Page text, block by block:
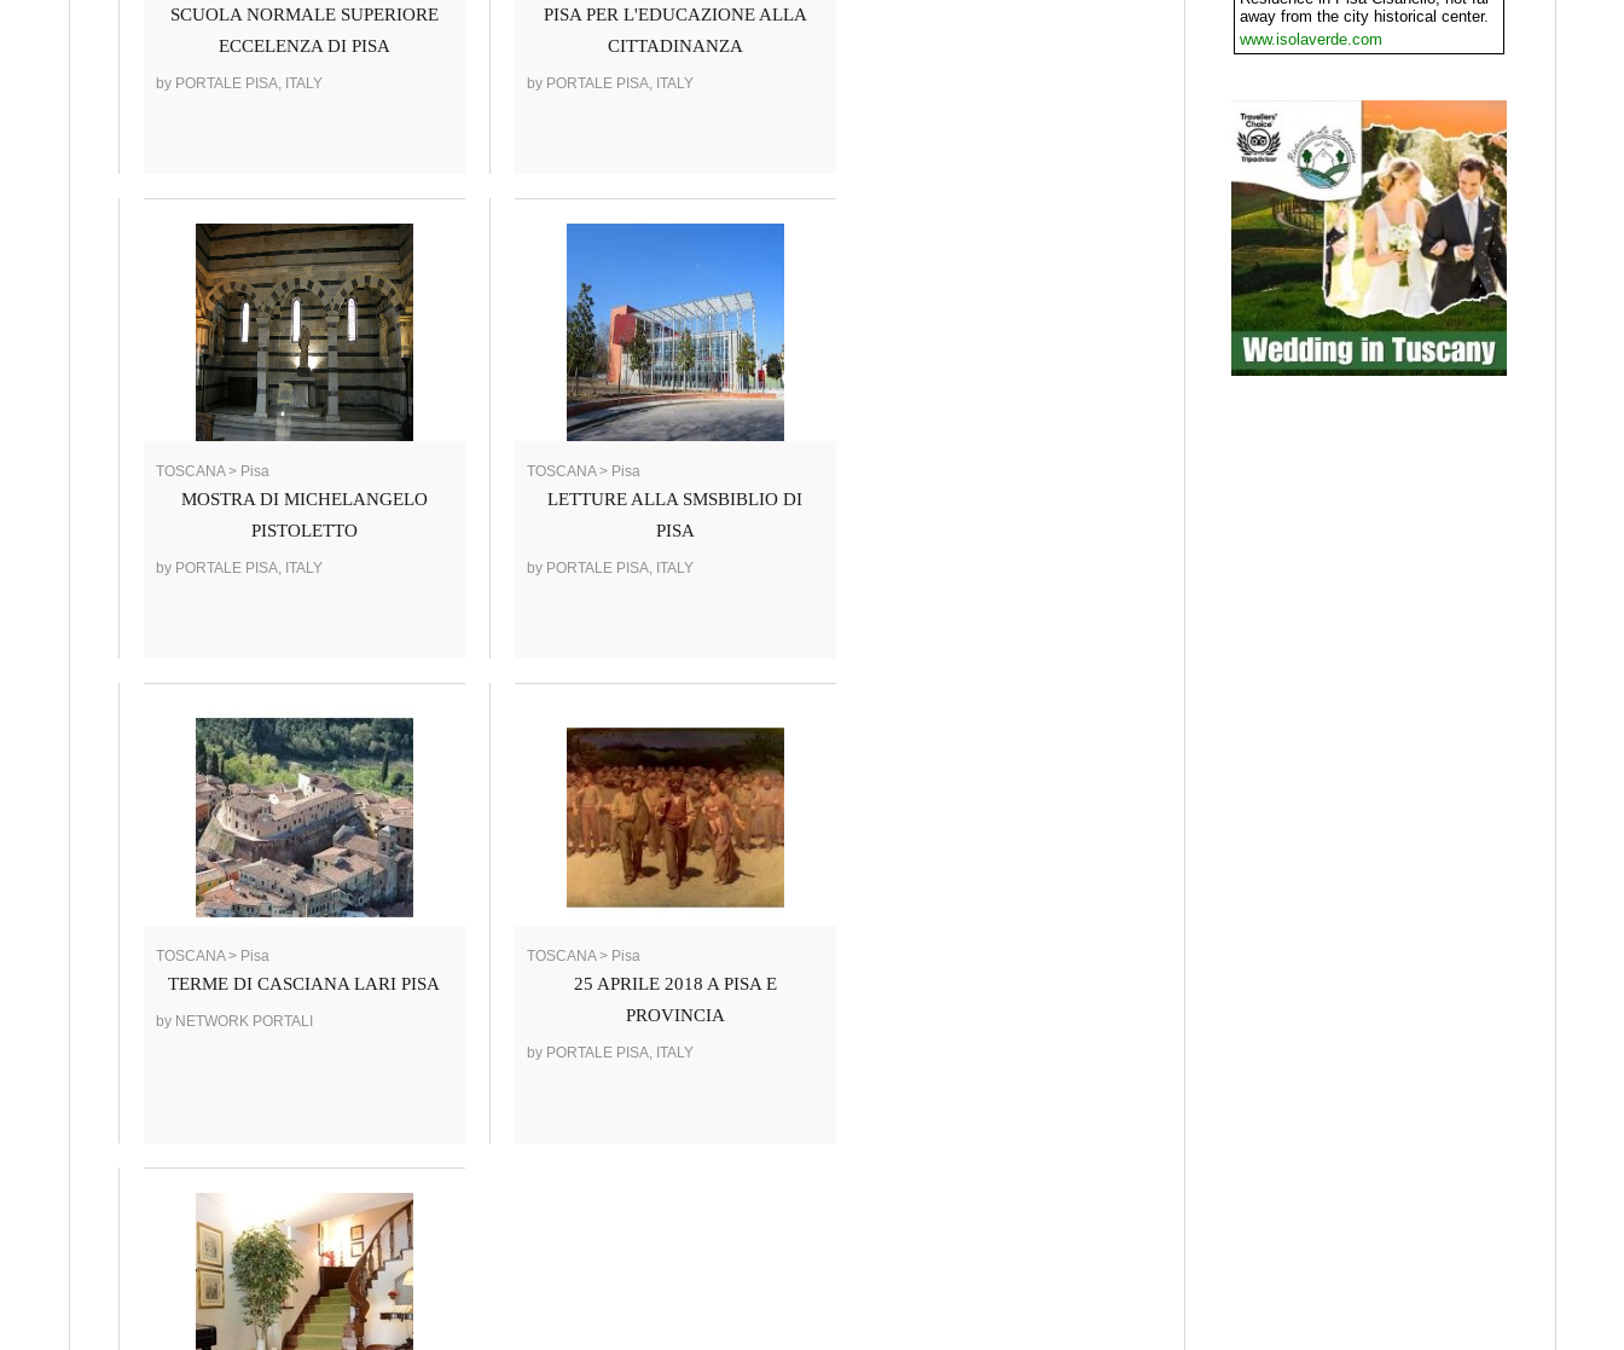
SCUOLA NORMALE SUPERIORE
ECCELENZA DI PISA
by PORTALE PISA, ITALY
PISA PER L'EDUCAZIONE ALLA
CITTADINANZA
by PORTALE PISA, ITALY
TOSCANA > Pisa
MOSTRA DI MICHELANGELO
PISTOLETTO
by PORTALE PISA, ITALY
TOSCANA > Pisa
LETTURE ALLA SMSBIBLIO DI
PISA
by PORTALE PISA, ITALY
TOSCANA > Pisa
TERME DI CASCIANA LARI PISA
by NETWORK PORTALI
TOSCANA > Pisa
25 APRILE 2018 A PISA E
PROVINCIA
by PORTALE PISA, ITALY